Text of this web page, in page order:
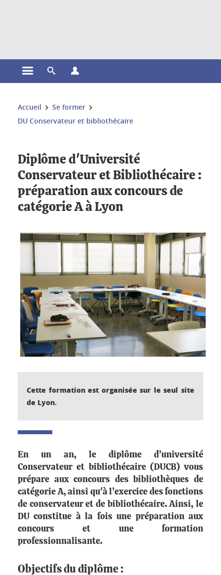
Ouvrir le menu principal
Ouvrir le moteur de recherche
Vous êtes ici :
Accueil
Se former
DU Conservateur et bibliothécaire
Diplôme d'Université
Conservateur et Bibliothécaire :
préparation aux concours de
catégorie A à Lyon
Cette formation est organisée sur le seul site
de Lyon.
En un an, le diplôme d’université
Conservateur et bibliothécaire (DUCB)vous
prépare auxconcours des bibliothèques de
catégorie A, ainsi qu'à l’exercice des fonctions
de conservateur et de bibliothécaire. Ainsi, le
DU constitue à la fois une préparation aux
concours et une formation
professionnalisante.
Objectifs du diplôme :